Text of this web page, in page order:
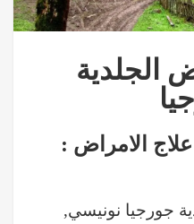
الجلدية
: مياه نونيسي منتجع علاج الامراض
جورجيا نونيسي,